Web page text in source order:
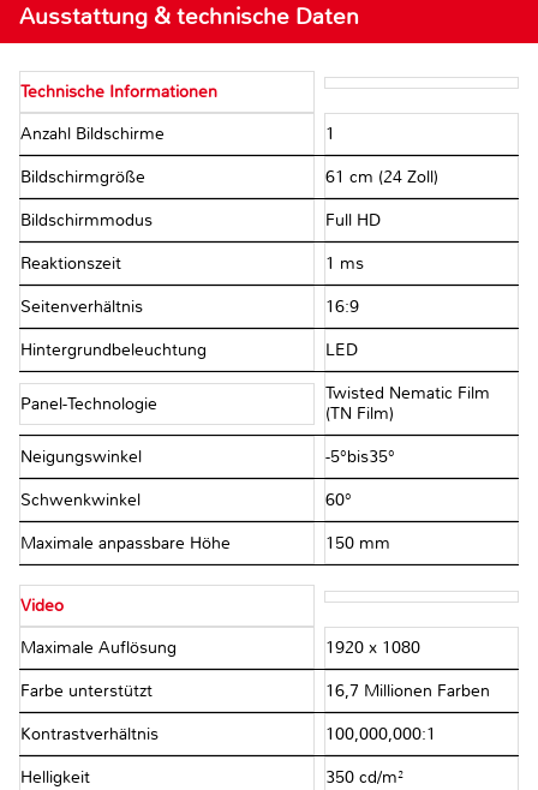
Ausstattung & technische Daten
Technische Informationen
Anzahl Bildschirme 1
Bildschirmgröße 61 cm (24 Zoll)
Bildschirmmodus Full HD
Reaktionszeit 1 ms
Seitenverhältnis 16:9
Hintergrundbeleuchtung LED
Panel-Technologie
Twisted Nematic Film
(TN Film)
Neigungswinkel -5°bis35°
Schwenkwinkel 60°
Maximale anpassbare Höhe 150 mm
Video
Maximale Auflösung 1920 x 1080
Farbe unterstützt 16,7 Millionen Farben
Kontrastverhältnis 100,000,000:1
Helligkeit 350 cd/m²